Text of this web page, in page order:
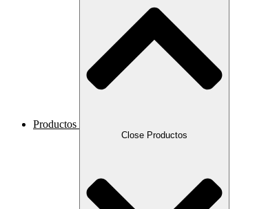
Productos
Close Productos